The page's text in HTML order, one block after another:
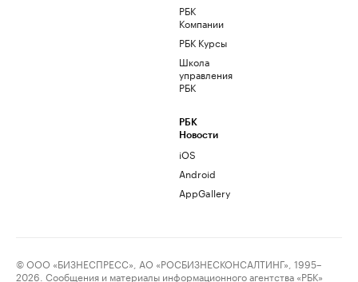
РБК
Компании
РБК Курсы
Школа
управления
РБК
РБК
Новости
iOS
Android
AppGallery
© ООО «БИЗНЕСПРЕСС», АО «РОСБИЗНЕСКОНСАЛТИНГ», 1995–
2026. Сообщения и материалы информационного агентства «РБК»